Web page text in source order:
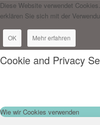
Diese Website verwendet
erklären Sie sich mit der
OK Mehr erfahren
Cookie and Privacy
Wie wir Cookies verwenden